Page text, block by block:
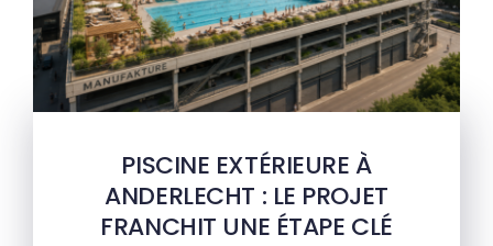
PISCINE EXTÉRIEURE À
ANDERLECHT : LE PROJET
FRANCHIT UNE ÉTAPE CLÉ